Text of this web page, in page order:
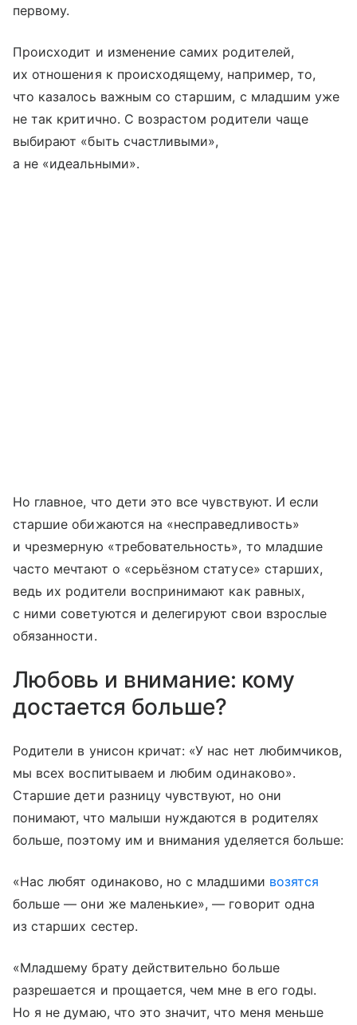
первому.
Происходит и изменение самих родителей,
их отношения к происходящему, например, то,
что казалось важным со старшим, с младшим уже
не так критично. С возрастом родители чаще
выбирают «быть счастливыми»,
а не «идеальными».
Но главное, что дети это все чувствуют. И если
старшие обижаются на «несправедливость»
и чрезмерную «требовательность», то младшие
часто мечтают о «серьёзном статусе» старших,
ведь их родители воспринимают как равных,
с ними советуются и делегируют свои взрослые
обязанности.
Любовь и внимание: кому
достается больше?
Родители в унисон кричат: «У нас нет любимчиков,
мы всех воспитываем и любим одинаково».
Старшие дети разницу чувствуют, но они
понимают, что малыши нуждаются в родителях
больше, поэтому им и внимания уделяется больше:
«Нас любят одинаково, но с младшими возятся
больше — они же маленькие», — говорит одна
из старших сестер.
«Младшему брату действительно больше
разрешается и прощается, чем мне в его годы.
Но я не думаю, что это значит, что меня меньше